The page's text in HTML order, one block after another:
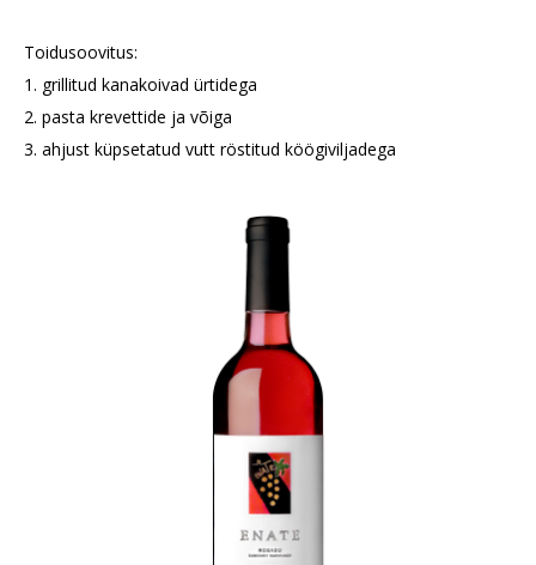
Toidusoovitus:
1. grillitud kanakoivad ürtidega
2. pasta krevettide ja võiga
3. ahjust küpsetatud vutt röstitud köögiviljadega